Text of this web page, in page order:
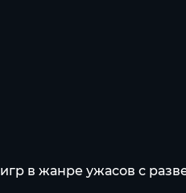
в жанре ужасов с